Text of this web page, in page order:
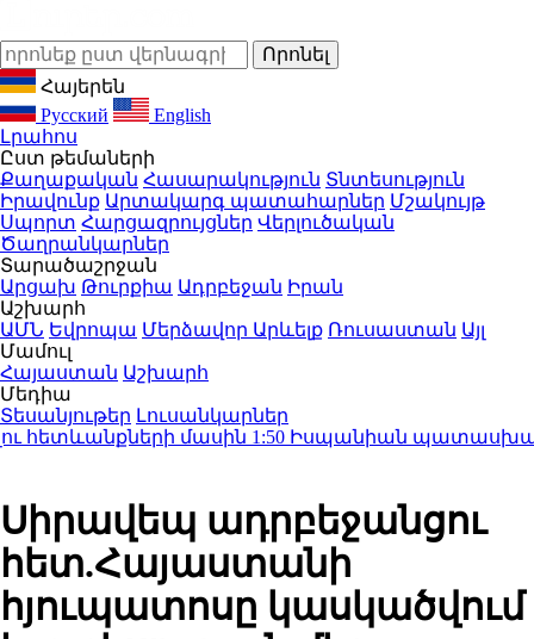
Հայերեն
Русский
English
Լրահոս
Ըստ թեմաների
Քաղաքական Հասարակություն Տնտեսություն
Իրավունք Արտակարգ պատահարներ Մշակույթ
Սպորտ Հարցազրույցներ Վերլուծական
Ծաղրանկարներ
Տարածաշրջան
Արցախ Թուրքիա Ադրբեջան Իրան
Աշխարհ
ԱՄՆ Եվրոպա Մերձավոր Արևելք Ռուսաստան Այլ
Մամուլ
Հայաստան Աշխարհ
Մեդիա
Տեսանյութեր Լուսանկարներ
հետևանքների մասին1:50 Իսպանիան պատասխան
Սիրավեպ ադրբեջանցու
հետ.Հայաստանի
հյուպատոսը կասկածվում